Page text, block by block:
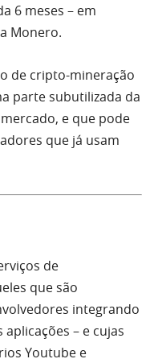
6 meses – em
Monero.
de cripto-mineração
parte subutilizada da
e que pode
que já usam
de
que são
integrando
– e cujas
Youtube e